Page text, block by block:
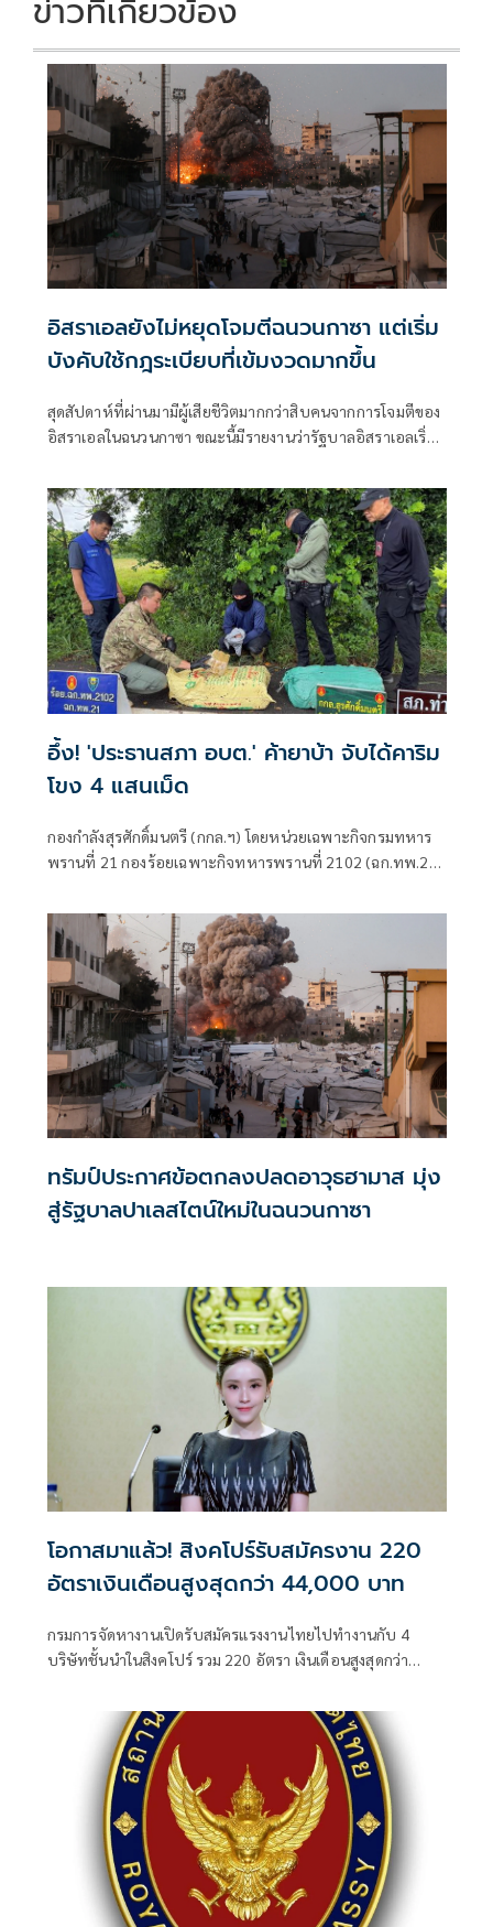
ข่าวที่เกี่ยวข้อง
อิสราเอลยังไม่หยุดโจมตีฉนวนกาซา แต่เริ่ม
บังคับใช้กฎระเบียบที่เข้มงวดมากขึ้น
สุดสัปดาห์ที่ผ่านมามีผู้เสียชีวิตมากกว่าสิบคนจากการโจมตีของ
อิสราเอลในฉนวนกาซา ขณะนี้มีรายงานว่ารัฐบาลอิสราเอลเริ่ม
อึ้ง! 'ประธานสภา อบต.' ค้ายาบ้า จับได้คาริม
โขง 4 แสนเม็ด
กองกำลังสุรศักดิ์มนตรี (กกล.ฯ) โดยหน่วยเฉพาะกิจกรมทหาร
พรานที่ 21 กองร้อยเฉพาะกิจทหารพรานที่ 2102 (ฉก.ทพ.21
ทรัมป์ประกาศข้อตกลงปลดอาวุธฮามาส มุ่ง
สู่รัฐบาลปาเลสไตน์ใหม่ในฉนวนกาซา
โอกาสมาแล้ว! สิงคโปร์รับสมัครงาน 220
อัตราเงินเดือนสูงสุดกว่า 44,000 บาท
กรมการจัดหางานเปิดรับสมัครแรงงานไทยไปทำงานกับ 4
บริษัทชั้นนำในสิงคโปร์ รวม 220 อัตรา เงินเดือนสูงสุดกว่า
ชอบค่าใช้จ่ายตามหลักเกณฑ์ทั้งหมด